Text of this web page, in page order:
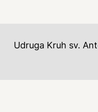
Udruga Kruh sv.